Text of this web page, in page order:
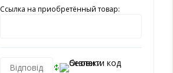
Ссылка на приобретённый товар: